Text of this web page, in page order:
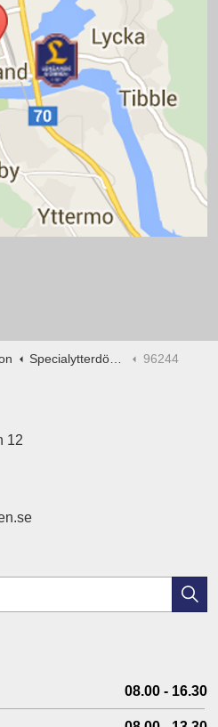
Specialytterdörrar -ritningar 96244
12
08.00 - 16.30